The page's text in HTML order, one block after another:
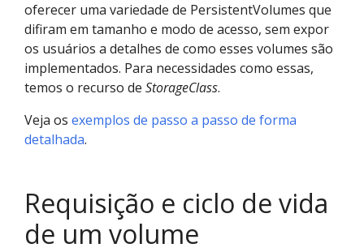
oferecer uma variedade de PersistentVolumes que
difiram em tamanho e modo de acesso, sem expor
os usuários a detalhes de como esses volumes são
implementados. Para necessidades como essas,
temos o recurso de StorageClass.
Veja os exemplos de passo a passo de forma
detalhada.
Requisição e ciclo de vida
de um volume